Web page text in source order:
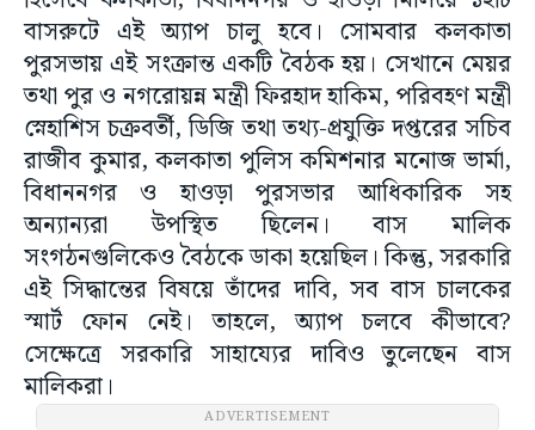
বাসরুটে এই অ্যাপ চালু হবে। সোমবার কলকাতা
পুরসভায় এই সংক্রান্ত একটি বৈঠক হয়। সেখানে মেয়র
তথা পুর ও নগরোয়ন্ন মন্ত্রী ফিরহাদ হাকিম, পরিবহণ মন্ত্রী
স্নেহাশিস চক্রবর্তী, ডিজি তথা তথ্য-প্রযুক্তি দপ্তরের সচিব
রাজীব কুমার, কলকাতা পুলিস কমিশনার মনোজ ভার্মা,
বিধাননগর ও হাওড়া পুরসভার আধিকারিক সহ
অন্যান্যরা উপস্থিত ছিলেন। বাস মালিক
সংগঠনগুলিকেও বৈঠকে ডাকা হয়েছিল। কিন্তু, সরকারি
এই সিদ্ধান্তের বিষয়ে তাঁদের দাবি, সব বাস চালকের
স্মার্ট ফোন নেই। তাহলে, অ্যাপ চলবে কীভাবে?
সেক্ষেত্রে সরকারি সাহায্যের দাবিও তুলেছেন বাস
মালিকরা।
ADVERTISEMENT